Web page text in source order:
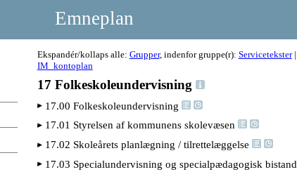
Emneplan
Ekspandér/kollaps alle: Grupper, indenfor gruppe(r): Servicetekster|
IM_kontoplan
17 Folkeskoleundervisning
17.00 Folkeskoleundervisning
17.01 Styrelsen af kommunens skolevæsen
17.02 Skoleårets planlægning / tilrettelæggelse
17.03 Specialundervisning og specialpædagogisk bistand